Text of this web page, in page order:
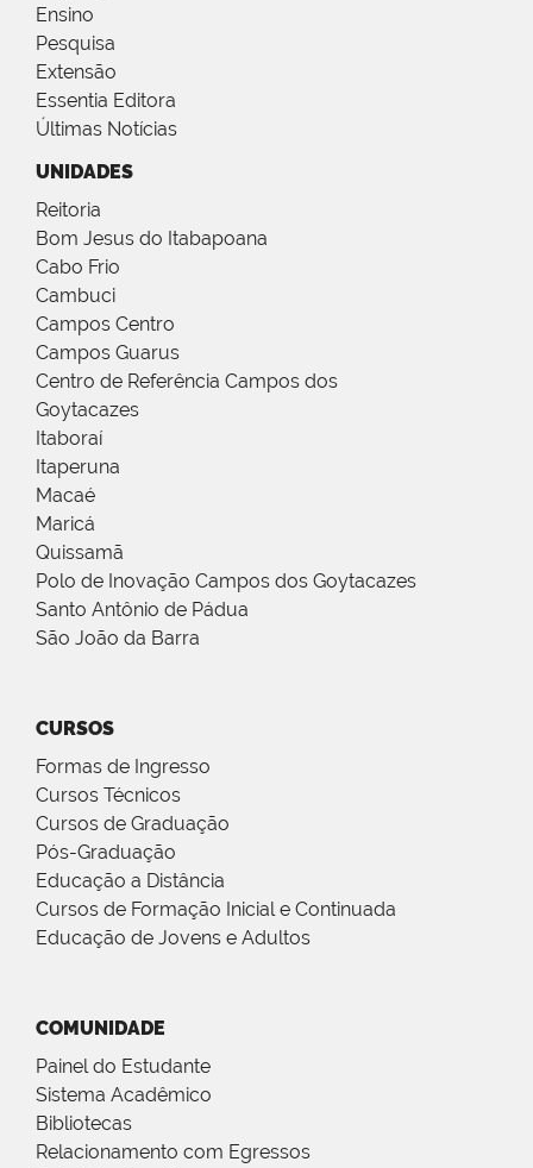
Ensino
Pesquisa
Extensão
Essentia Editora
Últimas Notícias
UNIDADES
Reitoria
Bom Jesus do Itabapoana
Cabo Frio
Cambuci
Campos Centro
Campos Guarus
Centro de Referência Campos dos
Goytacazes
Itaboraí
Itaperuna
Macaé
Maricá
Quissamã
Polo de Inovação Campos dos Goytacazes
Santo Antônio de Pádua
São João da Barra
CURSOS
Formas de Ingresso
Cursos Técnicos
Cursos de Graduação
Pós-Graduação
Educação a Distância
Cursos de Formação Inicial e Continuada
Educação de Jovens e Adultos
COMUNIDADE
Painel do Estudante
Sistema Acadêmico
Bibliotecas
Relacionamento com Egressos